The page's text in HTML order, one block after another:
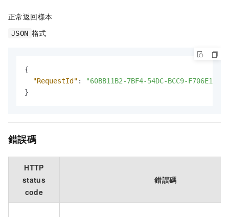
正常返回樣本
JSON 格式
{
"RequestId" :
"60BB11B2-7BF4-54DC-BCC9-
}
錯誤碼
HTTP
status
code
錯誤碼